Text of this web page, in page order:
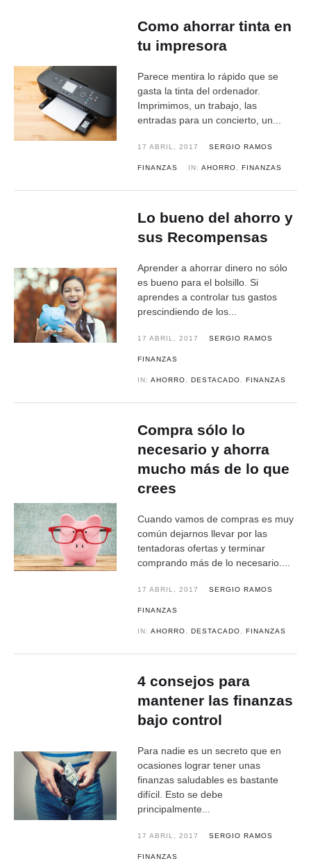
Como ahorrar tinta en
tu impresora
Parece mentira lo rápido que se
gasta la tinta del ordenador.
Imprimimos, un trabajo, las
entradas para un concierto, un...
17 ABRIL, 2017 SERGIO RAMOS
FINANZAS IN:AHORRO ,FINANZAS
Lo bueno del ahorro y
sus Recompensas
Aprender a ahorrar dinero no sólo
es bueno para el bolsillo. Si
aprendes a controlar tus gastos
prescindiendo de los...
17 ABRIL, 2017 SERGIO RAMOS
FINANZAS
IN:AHORRO ,DESTACADO ,FINANZAS
Compra sólo lo
necesario y ahorra
mucho más de lo que
crees
Cuando vamos de compras es muy
común dejarnos llevar por las
tentadoras ofertas y terminar
comprando más de lo necesario....
17 ABRIL, 2017 SERGIO RAMOS
FINANZAS
IN:AHORRO ,DESTACADO ,FINANZAS
4 consejos para
mantener las finanzas
bajo control
Para nadie es un secreto que en
ocasiones lograr tener unas
finanzas saludables es bastante
difícil. Esto se debe
principalmente...
17 ABRIL, 2017 SERGIO RAMOS
FINANZAS